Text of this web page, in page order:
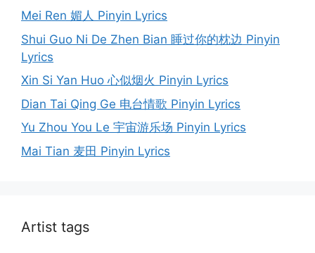
Mei Ren 媚人 Pinyin Lyrics
Shui Guo Ni De Zhen Bian 睡过你的枕边 Pinyin
Lyrics
Xin Si Yan Huo 心似烟火 Pinyin Lyrics
Dian Tai Qing Ge 电台情歌 Pinyin Lyrics
Yu Zhou You Le 宇宙游乐场 Pinyin Lyrics
Mai Tian 麦田 Pinyin Lyrics
Artist tags